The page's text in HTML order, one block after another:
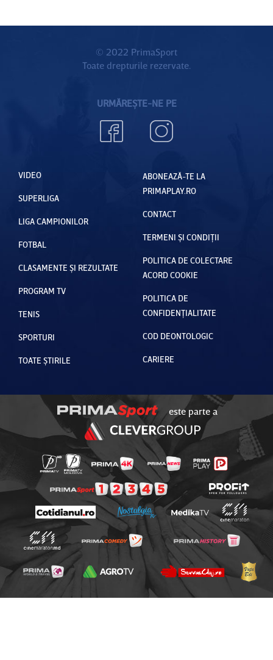
© 2022 PrimaSport
Toate drepturile rezervate.
URMĂREȘTE-NE PE
VIDEO
SUPERLIGA
LIGA CAMPIONILOR
FOTBAL
CLASAMENTE ȘI REZULTATE
PROGRAM TV
TENIS
SPORTURI
TOATE ȘTIRILE
ABONEAZĂ-TE LA
PRIMAPLAY.RO
CONTACT
TERMENI ȘI CONDIȚII
POLITICA DE COLECTARE
ACORD COOKIE
POLITICA DE
CONFIDENȚIALITATE
COD DEONTOLOGIC
CARIERE
este parte a